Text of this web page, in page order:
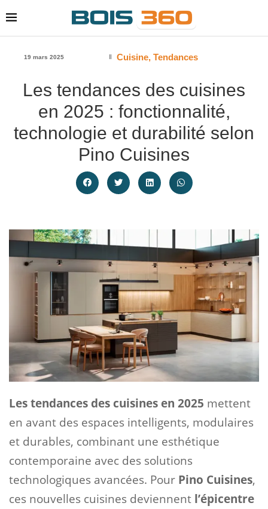
19 mars 2025 Cuisine,Tendances
Les tendances des cuisines
en 2025 : fonctionnalité,
technologie et durabilité selon
Pino Cuisines
Les tendances des cuisines en 2025 mettent
en avant des espaces intelligents, modulaires
et durables, combinant une esthétique
contemporaine avec des solutions
technologiques avancées. Pour Pino Cuisines,
ces nouvelles cuisines deviennent l’épicentre